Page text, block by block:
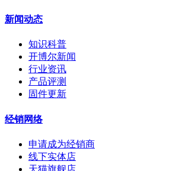
新闻动态
知识科普
开博尔新闻
行业资讯
产品评测
固件更新
经销网络
申请成为经销商
线下实体店
天猫旗舰店